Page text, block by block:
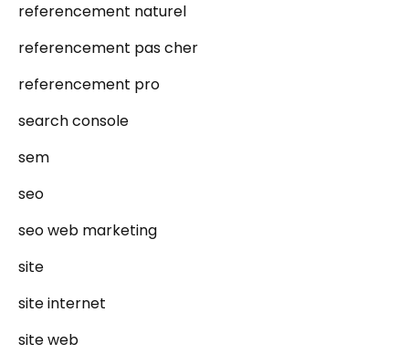
referencement naturel
referencement pas cher
referencement pro
search console
sem
seo
seo web marketing
site
site internet
site web